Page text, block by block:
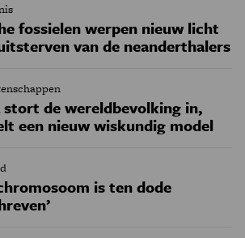
fossielen werpen nieuw licht
van de neanderthalers
stort de wereldbevolking in,
een nieuw wiskundig model
is ten dode